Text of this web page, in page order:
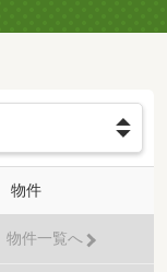
物件
物件一覧へ